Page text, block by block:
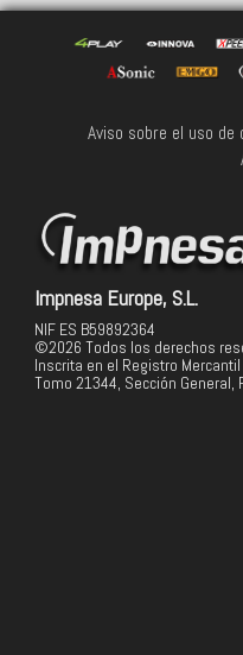
Aviso sobre el uso de
Impnesa Europe, S.L.
NIF ES B59892364
©2026 Todos los derechos
Inscrita en el Registro Mercantil
Tomo 21344, Sección General,